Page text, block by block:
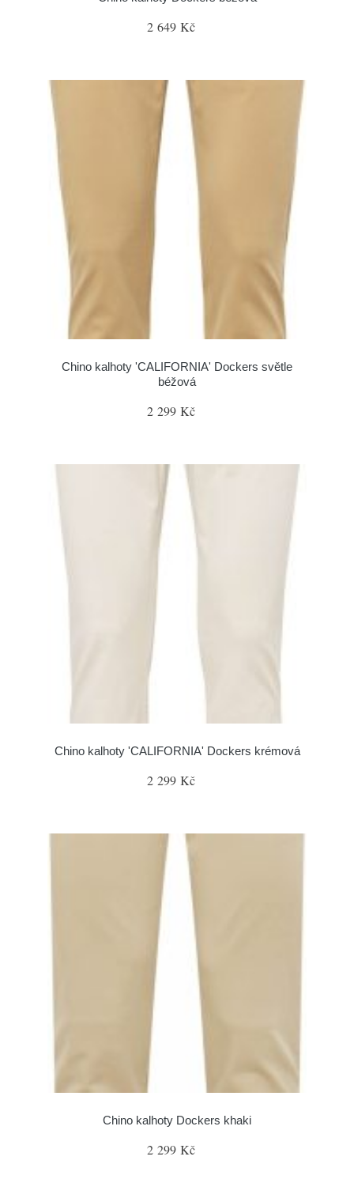
2 649 Kč
Chino kalhoty 'CALIFORNIA' Dockers světle
béžová
2 299 Kč
Chino kalhoty 'CALIFORNIA' Dockers krémová
2 299 Kč
Chino kalhoty Dockers khaki
2 299 Kč